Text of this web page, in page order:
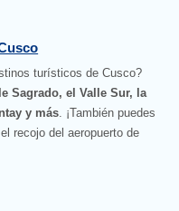
turísticos de Cusco?
Sagrado, el Valle Sur, la
y más. ¡También puedes
recojo del aeropuerto de